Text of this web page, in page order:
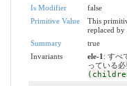
Is Modifier
false
Primitive Value
This
replaced by
Summary
true
Invariants
ele-1 : すべ
っている